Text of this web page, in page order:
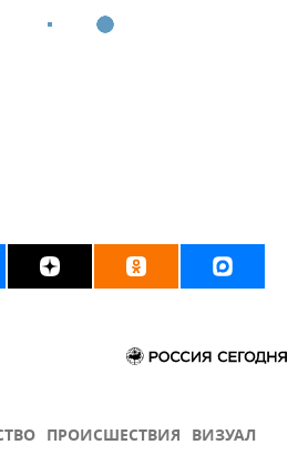
ПРОИСШЕСТВИЯ ВИЗУАЛ